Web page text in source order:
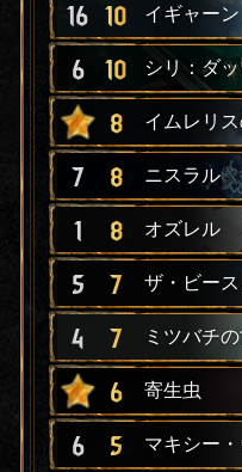
16 10 イギャーン
6 10 シリ：ダ
8 イムレリ
7 8 ニスラル
1 8 オズレル
5 7 ザ・ビース
4 7 ミツバチ
6 寄生虫
6 5 マキシー